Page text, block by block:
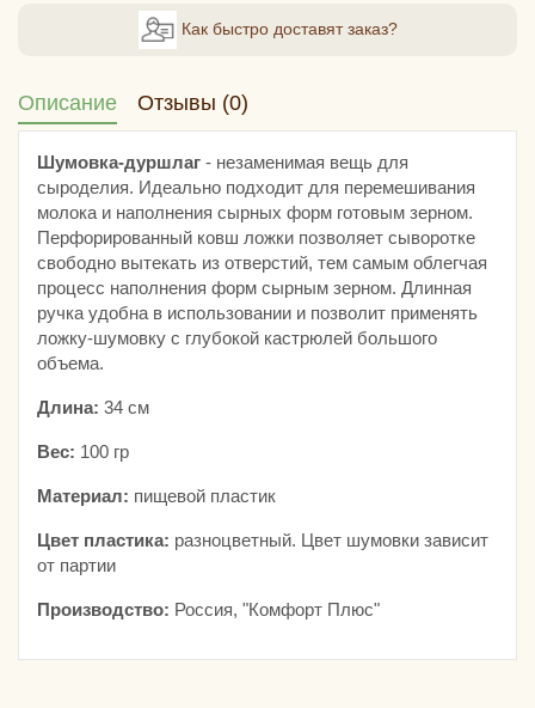
Как быстро доставят заказ?
Описание Отзывы (0)
Шумовка-дуршлаг - незаменимая вещь для
сыроделия. Идеально подходит для перемешивания
молока и наполнения сырных форм готовым зерном.
Перфорированный ковш ложки позволяет сыворотке
свободно вытекать из отверстий, тем самым облегчая
процесс наполнения форм сырным зерном. Длинная
ручка удобна в использовании и позволит применять
ложку-шумовку с глубокой кастрюлей большого
объема.
Длина: 34 см
Вес: 100 гр
Материал: пищевой пластик
Цвет пластика: разноцветный. Цвет шумовки зависит
от партии
Производство: Россия, "Комфорт Плюс"